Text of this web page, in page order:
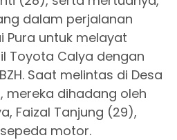
dalam perjalanan
Pura untuk melayat
Toyota Calya dengan
Saat melintas di Desa
mereka dihadang oleh
Faizal Tanjung (29),
motor.